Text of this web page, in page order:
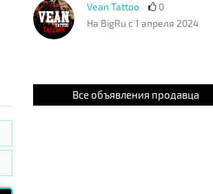
Vean Tattoo
0
На BigRu с 1 апреля 2024
Все объявления продавца